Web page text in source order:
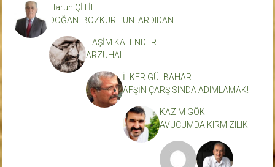
Harun ÇİTİL
DOĞAN BOZKURT’UN ARDIDAN
HAŞİM KALENDER
ARZUHAL
İLKER GÜLBAHAR
AFŞİN ÇARŞISINDA ADIMLAMAK!
KAZIM GÖK
AVUCUMDA KIRMIZILIK